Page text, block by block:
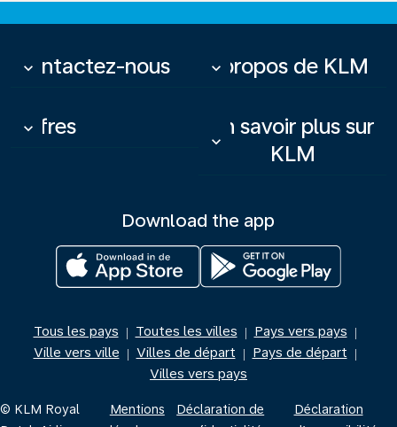
Contactez-nous
keyboard_arrow_down À propos de KLM
keyboard_arrow_down
Offres
keyboard_arrow_down
En savoir plus sur
KLM
keyboard_arrow_down
Download the app
Tous les pays | Toutes les villes | Pays vers pays |
Ville vers ville | Villes de départ | Pays de départ |
Villes vers pays
© KLM Royal
Mentions
Déclaration de
Déclaration